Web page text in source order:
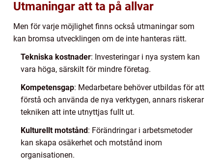
Utmaningar att ta på allvar
Men för varje möjlighet finns också utmaningar som
kan bromsa utvecklingen om de inte hanteras rätt.
Tekniska kostnader: Investeringar i nya system kan
vara höga, särskilt för mindre företag.
Kompetensgap: Medarbetare behöver utbildas för att
förstå och använda de nya verktygen, annars riskerar
tekniken att inte utnyttjas fullt ut.
Kulturellt motstånd : Förändringar i arbetsmetoder
kan skapa osäkerhet och motstånd inom
organisationen.